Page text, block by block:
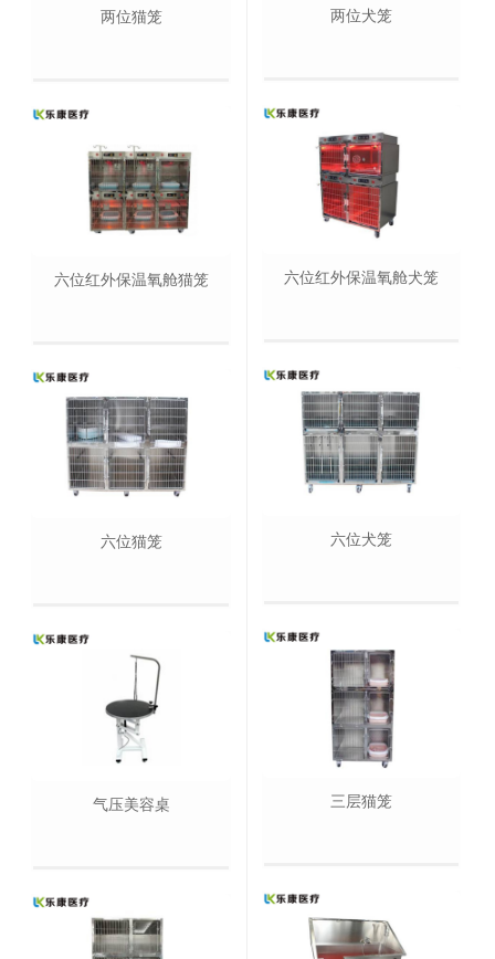
两位猫笼
六位红外保温氧舱猫笼
六位猫笼
气压美容桌
两位犬笼
六位红外保温氧舱犬笼
六位犬笼
三层猫笼